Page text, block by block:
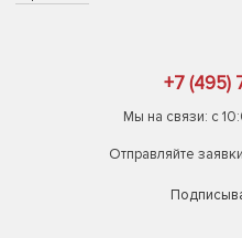
+7 (495)
Мы на связи: с
Отправляйте